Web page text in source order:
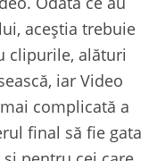
aceștia trebuie
clipurile, alături
iar Video
complicată a
final să fie gata